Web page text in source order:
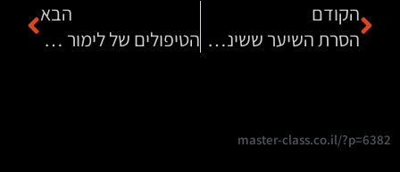
הקודם
הסרת השיער ששינתה לנערה את החיים
הבא
הטיפולים של לימור ניסטל הם באמת משהו אחר
master-class.co.il/?p=6382